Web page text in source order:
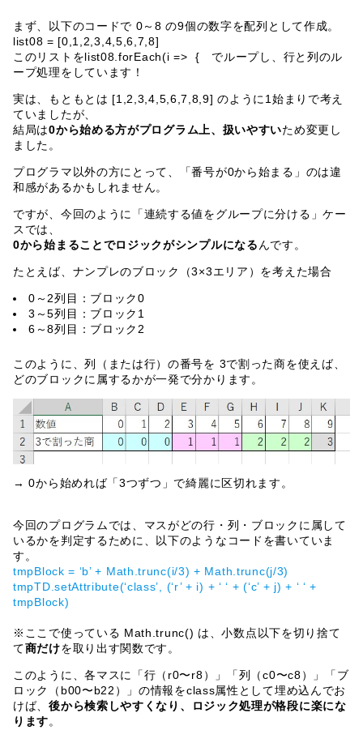
まず、以下のコードで 0～8 の9個の数字を配列として作成。
list08 = [0,1,2,3,4,5,6,7,8]
このリストをlist08.forEach(i => { でループし、行と列のル
ープ処理をしています！
実は、もともとは [1,2,3,4,5,6,7,8,9] のように1始まりで考え
ていましたが、
結局は0から始める方がプログラム上、扱いやすいため変更し
ました。
プログラマ以外の方にとって、「番号が0から始まる」のは違
和感があるかもしれません。
ですが、今回のように「連続する値をグループに分ける」ケー
スでは、
0から始まることでロジックがシンプルになるんです。
たとえば、ナンプレのブロック（3×3エリア）を考えた場合
0～2列目：ブロック0
3～5列目：ブロック1
6～8列目：ブロック2
このように、列（または行）の番号を 3で割った商を使えば、
どのブロックに属するかが一発で分かります。
→ 0から始めれば「3つずつ」で綺麗に区切れます。
今回のプログラムでは、マスがどの行・列・ブロックに属して
いるかを判定するために、以下のようなコードを書いていま
す。
tmpBlock = ‘b’ + Math.trunc(i/3) + Math.trunc(j/3)
tmpTD.setAttribute(‘class’, (‘r’ + i) + ‘ ‘ + (‘c’ + j) + ‘ ‘ +
tmpBlock)
※ここで使っている Math.trunc() は、小数点以下を切り捨て
て商だけを取り出す関数です。
このように、各マスに「行（r0〜r8）」「列（c0〜c8）」「ブ
ロック（b00〜b22）」の情報をclass属性として埋め込んでお
けば、後から検索しやすくなり、ロジック処理が格段に楽にな
ります。